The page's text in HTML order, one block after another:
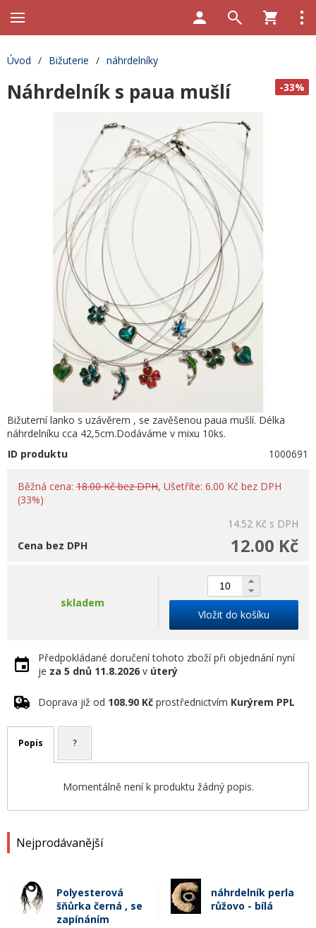
Nejprodávanější
Polyesterová
šňůrka černá , se
zapínáním
náhrdelník perla
růžovo - bílá
Úvod / Bižuterie / náhrdelníky
-33%
Náhrdelník s paua mušlí
Bižuterní lanko s uzávěrem , se zavěšenou paua mušlí. Délka
náhrdelníku cca 42,5cm.Dodáváme v mixu 10ks.
ID produktu
1000691
Běžná cena: 18.00 Kč bez DPH, Ušetříte: 6.00 Kč bez DPH
(33%)
14.52 Kč s DPH
12.00 Kč
Cena bez DPH
skladem
Vložit do košíku
Předpokládané doručení tohoto zboží při objednání nyní
je za 5 dnů 11.8.2026 v úterý
Doprava již od 108.90 Kč prostřednictvím Kurýrem PPL
Popis ?
Momentálně není k produktu žádný popis.